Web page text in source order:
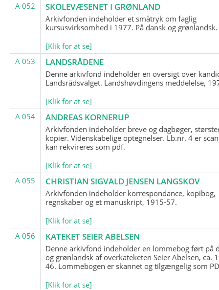
A 052
SKOLEVÆSENET I GRØNLAND
Arkivfonden indeholder et småtryk om faglig
kursusvirksomhed i 1977. På dansk og grønlandsk.
[Klik for at se]
A 053
LANDSRÅDENE
Denne arkivfond indeholder en oversigt over
Landsrådsvalget. Landshøvdingens meddelelse,
[Klik for at se]
A 054
ANDREAS KORNERUP
Arkivfonden indeholder breve og dagbøger,
kopier. Videnskabelige optegnelser. Lb.nr. 4 er
kan rekvireres som pdf.
[Klik for at se]
A 055
CHRISTIAN SIGVALD JENSEN LANGSKOV
Arkivfonden indeholder korrespondance, kopibog,
regnskaber og et manuskript, 1915-57.
[Klik for at se]
A 056
KATEKET SEIER ABELSEN
Denne arkivfond indeholder en lommebog ført på
og grønlandsk af overkateketen Seier Abelsen, ca.
46. Lommebogen er skannet og tilgængelig som
[Klik for at se]